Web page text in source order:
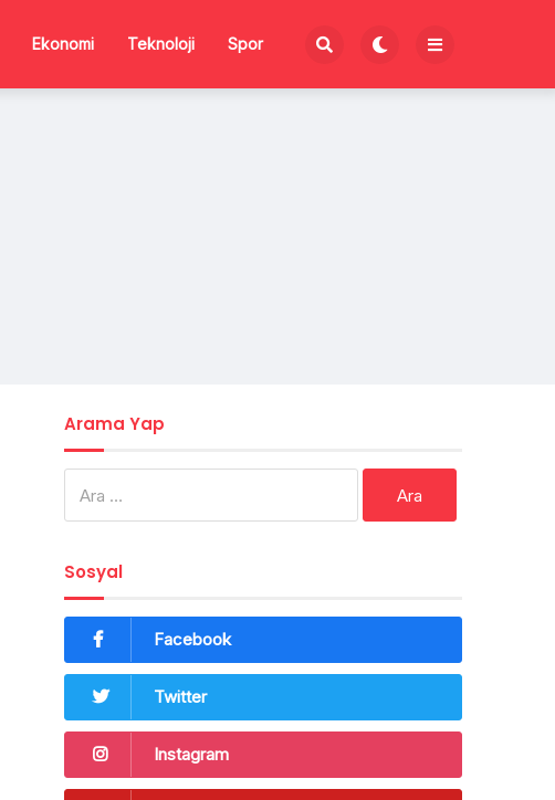
Ekonomi Teknoloji Spor
Arama Yap
Sosyal
Facebook
Twitter
Instagram